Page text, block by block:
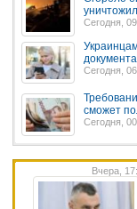
Сегодня,
Сегодня,
сможет
Сегодня,
Вчера,